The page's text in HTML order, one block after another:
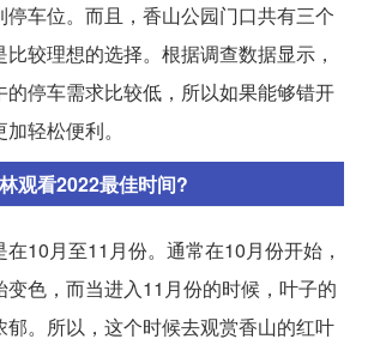
车位。而且，香山公园门口共有三个
较理想的选择。根据调查数据显示，
的停车需求比较低，所以如果能够错开
轻松便利。
观看2022最佳时间?
10月至11月份。通常在10月份开始，
色，而当进入11月份的时候，叶子的
郁。所以，这个时候去观赏香山的红叶